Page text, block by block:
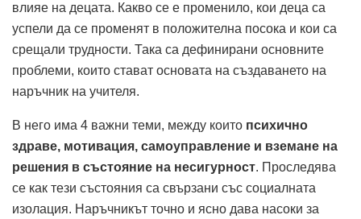
влияе на децата. Какво се е променило, кои деца са
успели да се променят в положителна посока и кои са
срещали трудности. Така са дефинирани основните
проблеми, които стават основата на създаването на
наръчник на учителя.
В него има 4 важни теми, между които психично
здраве, мотивация, самоуправление и вземане на
решения в състояние на несигурност. Проследява
се как тези състояния са свързани със социалната
изолация. Наръчникът точно и ясно дава насоки за